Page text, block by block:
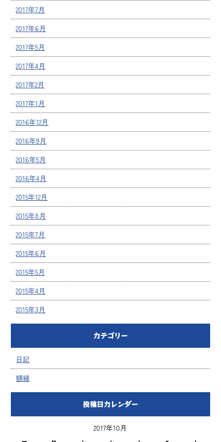
2017年7月
2017年6月
2017年5月
2017年4月
2017年2月
2017年1月
2016年12月
2016年9月
2016年5月
2016年4月
2015年12月
2015年8月
2015年7月
2015年6月
2015年5月
2015年4月
2015年3月
カテゴリー
日記
額縁
投稿日カレンダー
2017年10月